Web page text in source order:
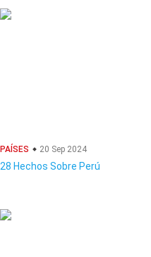
PAÍSES 20 Sep 2024
28 Hechos Sobre Perú